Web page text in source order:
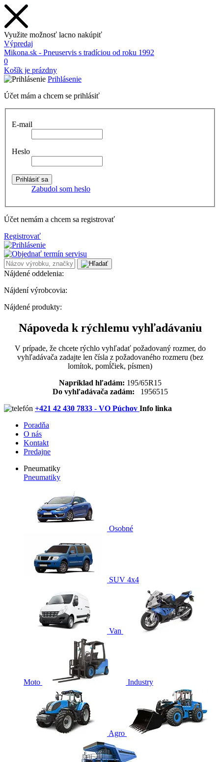
Využite možnosť lacno nakúpiť
Výpredaj
Mikona.sk - Pneuservis s tradíciou od roku 1992
0
Košík je prázdny
Prihlásenie
Účet mám a chcem se prihlásiť
E-mail
Heslo
Zabudol som heslo
Účet nemám a chcem sa registrovať
Registrovať
Nájdené oddelenia:
Nájdení výrobcovia:
Nájdené produkty:
Nápoveda k rýchlemu vyhľadávaniu
V prípade, že chcete rýchlo vyhľadať požadovaný rozmer, do
vyhľadávača zadajte len čísla z požadovaného rozmeru (bez
lomítok, pomĺčiek, písmen)
Napríklad hľadám: 195/65R15
Do vyhľadávača zadám: 1956515
+421 42 430 7833 - VO Púchov Info linka
Poradňa
O nás
Kontakt
Predajne
Pneumatiky
Pneumatiky
Osobné
SUV 4x4
Van
Moto Industry
Agro